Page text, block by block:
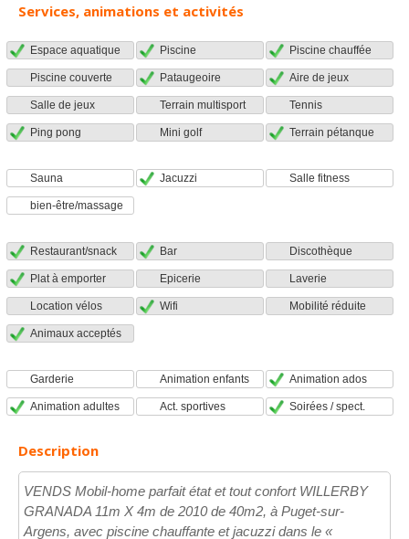
Services, animations et activités
Espace aquatique Piscine Piscine chauffée
Piscine couverte Pataugeoire Aire de jeux
Salle de jeux Terrain multisport Tennis
Ping pong Mini golf Terrain pétanque
Sauna Jacuzzi Salle fitness
bien-être/massage
Restaurant/snack Bar Discothèque
Plat à emporter Epicerie Laverie
Location vélos Wifi Mobilité réduite
Animaux acceptés
Garderie Animation enfants Animation ados
Animation adultes Act. sportives Soirées / spect.
Description
VENDS Mobil-home parfait état et tout confort WILLERBY
GRANADA 11m X 4m de 2010 de 40m2, à Puget-sur-
Argens, avec piscine chauffante et jacuzzi dans le «